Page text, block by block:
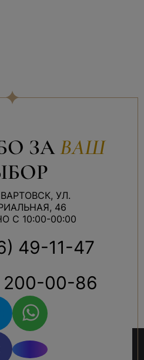
ЗАВАШ
УЛ.
46
С 10:00-00:00
49-11-47
200-00-86